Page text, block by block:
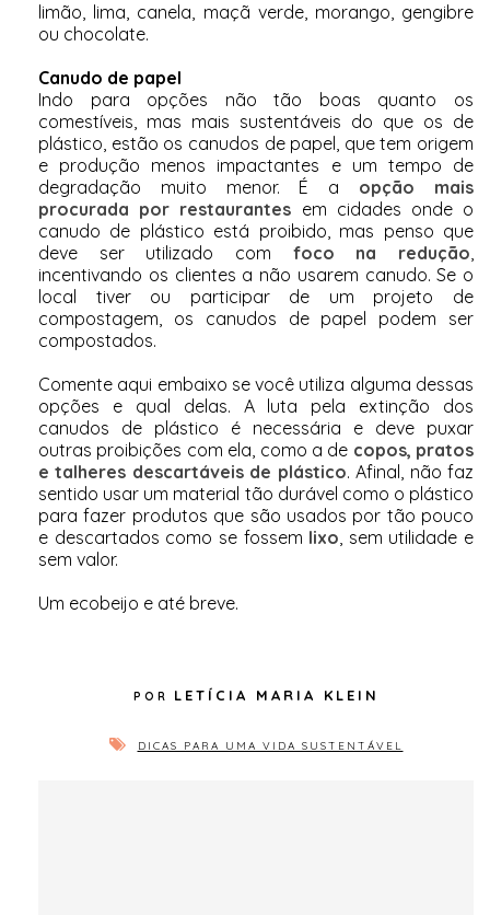
limão, lima, canela, maçã verde, morango, gengibre
ou chocolate.
Canudo de papel
Indo para opções não tão boas quanto os
comestíveis, mas mais sustentáveis do que os de
plástico, estão os canudos de papel, que tem origem
e produção menos impactantes e um tempo de
degradação muito menor. É a opção mais
procurada por restaurantes em cidades onde o
canudo de plástico está proibido, mas penso que
deve ser utilizado com foco na redução,
incentivando os clientes a não usarem canudo. Se o
local tiver ou participar de um projeto de
compostagem, os canudos de papel podem ser
compostados.
Comente aqui embaixo se você utiliza alguma dessas
opções e qual delas. A luta pela extinção dos
canudos de plástico é necessária e deve puxar
outras proibições com ela, como a de copos, pratos
e talheres descartáveis de plástico. Afinal, não faz
sentido usar um material tão durável como o plástico
para fazer produtos que são usados por tão pouco
e descartados como se fossem lixo, sem utilidade e
sem valor.
Um ecobeijo e até breve.
LETÍCIA MARIA KLEIN
DICAS PARA UMA VIDA SUSTENTÁVEL